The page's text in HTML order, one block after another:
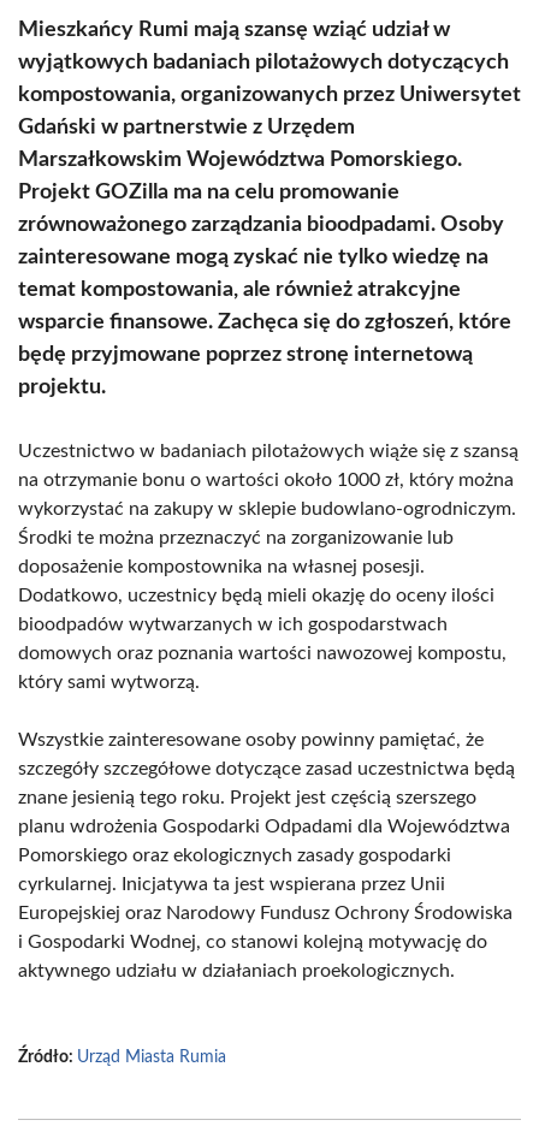
Mieszkańcy Rumi mają szansę wziąć udział w
wyjątkowych badaniach pilotażowych dotyczących
kompostowania, organizowanych przez Uniwersytet
Gdański w partnerstwie z Urzędem
Marszałkowskim Województwa Pomorskiego.
Projekt GOZilla ma na celu promowanie
zrównoważonego zarządzania bioodpadami. Osoby
zainteresowane mogą zyskać nie tylko wiedzę na
temat kompostowania, ale również atrakcyjne
wsparcie finansowe. Zachęca się do zgłoszeń, które
będę przyjmowane poprzez stronę internetową
projektu.
Uczestnictwo w badaniach pilotażowych wiąże się z szansą
na otrzymanie bonu o wartości około 1000 zł, który można
wykorzystać na zakupy w sklepie budowlano-ogrodniczym.
Środki te można przeznaczyć na zorganizowanie lub
doposażenie kompostownika na własnej posesji.
Dodatkowo, uczestnicy będą mieli okazję do oceny ilości
bioodpadów wytwarzanych w ich gospodarstwach
domowych oraz poznania wartości nawozowej kompostu,
który sami wytworzą.
Wszystkie zainteresowane osoby powinny pamiętać, że
szczegóły szczegółowe dotyczące zasad uczestnictwa będą
znane jesienią tego roku. Projekt jest częścią szerszego
planu wdrożenia Gospodarki Odpadami dla Województwa
Pomorskiego oraz ekologicznych zasady gospodarki
cyrkularnej. Inicjatywa ta jest wspierana przez Unii
Europejskiej oraz Narodowy Fundusz Ochrony Środowiska
i Gospodarki Wodnej, co stanowi kolejną motywację do
aktywnego udziału w działaniach proekologicznych.
Źródło: Urząd Miasta Rumia